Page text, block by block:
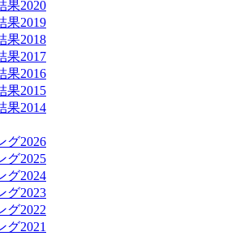
果2020
果2019
果2018
果2017
果2016
果2015
果2014
グ2026
グ2025
グ2024
グ2023
グ2022
グ2021